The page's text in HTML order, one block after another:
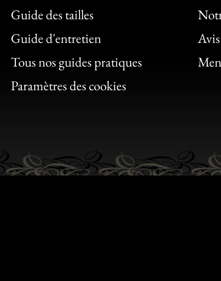
Guide des tailles
Guide d'entretien
Tous nos guides pratiques
Paramètres des cookies
Bon
Clic